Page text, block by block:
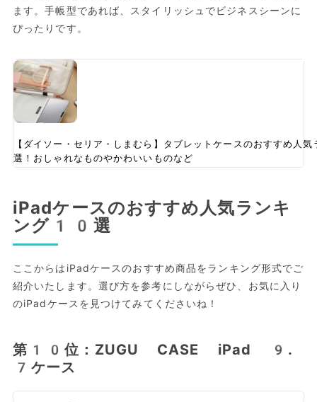
ます。手帳型であれば、スタイリッシュでビジネスシーンに
ぴったりです。
【ダイソー・セリア・しまむら】タブレットケースのおすすめ
選！おしゃれなものやかわいいものなど
iPadケースのおすすめ人気ランキ
ング10選
ここからはiPadケースのおすすめ商品をランキング形式でご
紹介いたします。選び方を参考にしながらぜひ、お気に入り
のiPadケースを見つけてみてくださいね！
第10位：ZUGU CASE iPad 9.
7ケース